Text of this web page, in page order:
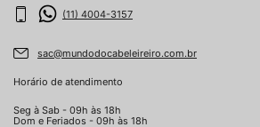
(11) 4004-3157
sac@mundodocabeleireiro.com.br
Horário de atendimento
Seg à Sab - 09h às 18h
Dom e Feriados - 09h às 18h